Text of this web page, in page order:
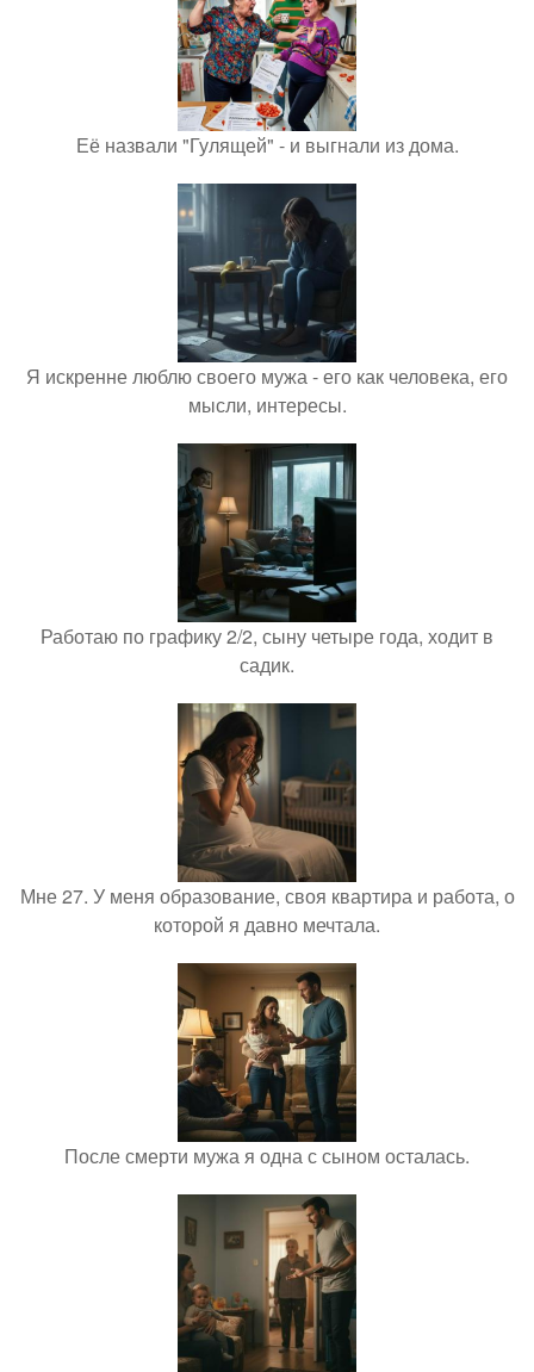
Её назвали "Гулящей" - и выгнали из дома.
Я искренне люблю своего мужа - его как человека, его
мысли, интересы.
Работаю по графику 2/2, сыну четыре года, ходит в
садик.
Мне 27. У меня образование, своя квартира и работа, о
которой я давно мечтала.
После смерти мужа я одна с сыном осталась.